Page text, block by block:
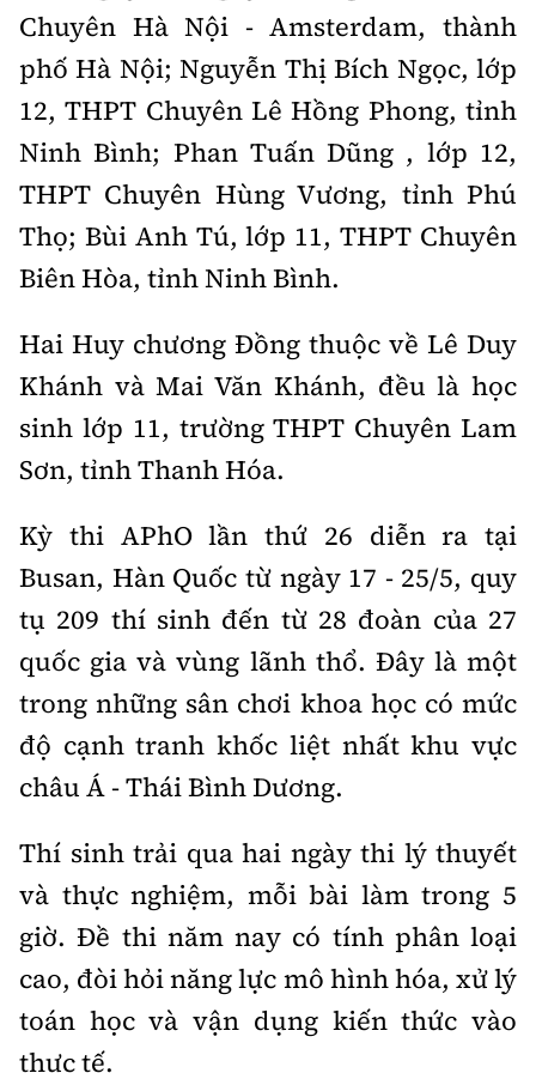
Tổng biên tập: Nguyễn Thị Hồng Nga
Phó Tổng biên tập:Nguyễn Sơn Tùng,
Nguyễn Đức Thắng, La Đức Hùng
0901 514 799
Quảng cáo và Phát hành:
0915 057 282
Email:bandoc@baoxaydung.vn
Cấm sao chép dưới mọi hình thức nếu không có sự
chấp thuận bằng văn bản.
Thông tin tòa
soạn
Chuyên Hà Nội - Amsterdam, thành
phố Hà Nội; Nguyễn Thị Bích Ngọc, lớp
12, THPT Chuyên Lê Hồng Phong, tỉnh
Ninh Bình; Phan Tuấn Dũng , lớp 12,
THPT Chuyên Hùng Vương, tỉnh Phú
Thọ; Bùi Anh Tú, lớp 11, THPT Chuyên
Biên Hòa, tỉnh Ninh Bình.
Hai Huy chương Đồng thuộc về Lê Duy
Khánh và Mai Văn Khánh, đều là học
sinh lớp 11, trường THPT Chuyên Lam
Sơn, tỉnh Thanh Hóa.
Kỳ thi APhO lần thứ 26 diễn ra tại
Busan, Hàn Quốc từ ngày 17 - 25/5, quy
tụ 209 thí sinh đến từ 28 đoàn của 27
quốc gia và vùng lãnh thổ. Đây là một
trong những sân chơi khoa học có mức
độ cạnh tranh khốc liệt nhất khu vực
châu Á - Thái Bình Dương.
Thí sinh trải qua hai ngày thi lý thuyết
và thực nghiệm, mỗi bài làm trong 5
giờ. Đề thi năm nay có tính phân loại
cao, đòi hỏi năng lực mô hình hóa, xử lý
toán học và vận dụng kiến thức vào
thực tế.